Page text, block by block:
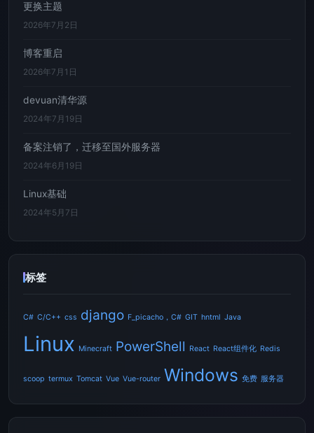
更换主题
2026年7月2日
博客重启
2026年7月1日
devuan清华源
2024年7月19日
备案注销了，迁移至国外服务器
2024年6月19日
Linux基础
2024年5月7日
标签
C# C/C++ css django F_picacho，C# GIT hntml Java
Linux Minecraft PowerShell React React组件化 Redis
scoop termux Tomcat Vue Vue-router Windows 免费 服务器